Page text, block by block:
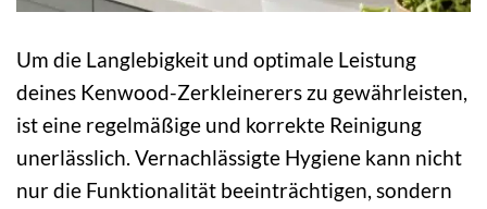
Um die Langlebigkeit und optimale Leistung
deines Kenwood-Zerkleinerers zu gewährleisten,
ist eine regelmäßige und korrekte Reinigung
unerlässlich. Vernachlässigte Hygiene kann nicht
nur die Funktionalität beeinträchtigen, sondern